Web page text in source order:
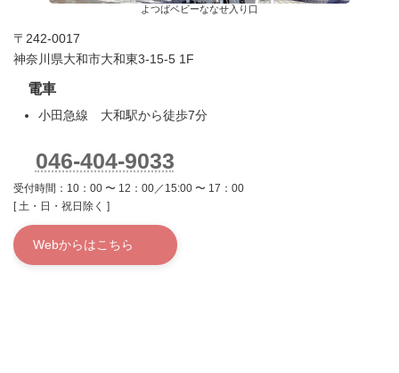
よつばベビーななせ入り口
〒242-0017
神奈川県大和市大和東3-15-5 1F
電車
小田急線 大和駅から徒歩7分
046-404-9033
受付時間：10：00 〜 12：00／15:00 〜 17：00
[ 土・日・祝日除く ]
Webからはこちら